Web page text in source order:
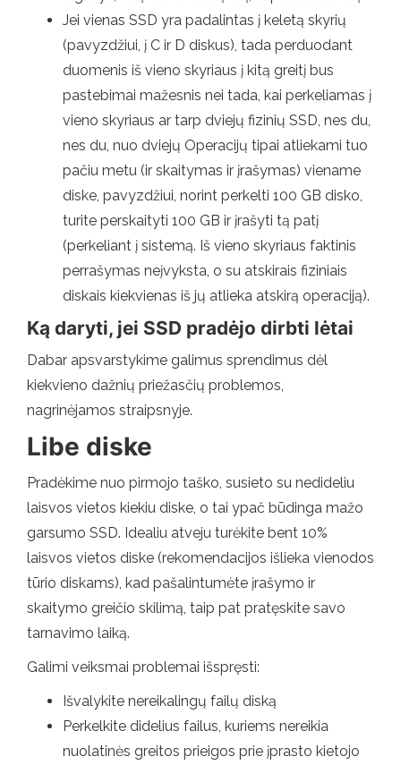
Jei vienas SSD yra padalintas į keletą skyrių
(pavyzdžiui, į C ir D diskus), tada perduodant
duomenis iš vieno skyriaus į kitą greitį bus
pastebimai mažesnis nei tada, kai perkeliamas į
vieno skyriaus ar tarp dviejų fizinių SSD, nes du,
nes du, nuo dviejų Operacijų tipai atliekami tuo
pačiu metu (ir skaitymas ir įrašymas) viename
diske, pavyzdžiui, norint perkelti 100 GB disko,
turite perskaityti 100 GB ir įrašyti tą patį
(perkeliant į sistemą. Iš vieno skyriaus faktinis
perrašymas neįvyksta, o su atskirais fiziniais
diskais kiekvienas iš jų atlieka atskirą operaciją).
Ką daryti, jei SSD pradėjo dirbti lėtai
Dabar apsvarstykime galimus sprendimus dėl
kiekvieno dažnių priežasčių problemos,
nagrinėjamos straipsnyje.
Libe diske
Pradėkime nuo pirmojo taško, susieto su nedideliu
laisvos vietos kiekiu diske, o tai ypač būdinga mažo
garsumo SSD. Idealiu atveju turėkite bent 10%
laisvos vietos diske (rekomendacijos išlieka vienodos
tūrio diskams), kad pašalintumėte įrašymo ir
skaitymo greičio skilimą, taip pat pratęskite savo
tarnavimo laiką.
Galimi veiksmai problemai išspręsti:
Išvalykite nereikalingų failų diską
Perkelkite didelius failus, kuriems nereikia
nuolatinės greitos prieigos prie įprasto kietojo